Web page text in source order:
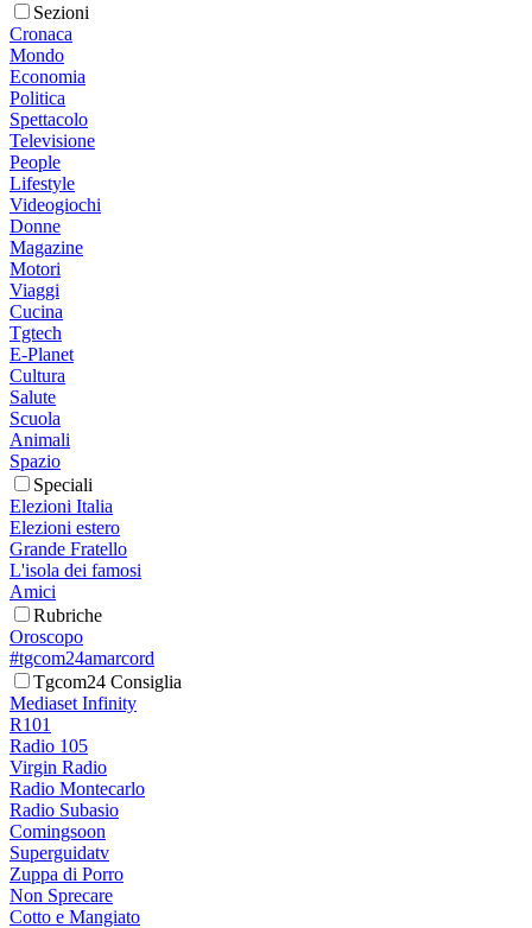
Sezioni
Cronaca
Mondo
Economia
Politica
Spettacolo
Televisione
People
Lifestyle
Videogiochi
Donne
Magazine
Motori
Viaggi
Cucina
Tgtech
E-Planet
Cultura
Salute
Scuola
Animali
Spazio
Speciali
Elezioni Italia
Elezioni estero
Grande Fratello
L'isola dei famosi
Amici
Rubriche
Oroscopo
#tgcom24amarcord
Tgcom24 Consiglia
Mediaset Infinity
R101
Radio 105
Virgin Radio
Radio Montecarlo
Radio Subasio
Comingsoon
Superguidatv
Zuppa di Porro
Non Sprecare
Cotto e Mangiato